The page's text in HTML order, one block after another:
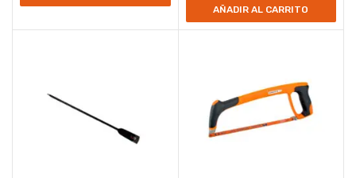
AÑADIR AL CARRITO